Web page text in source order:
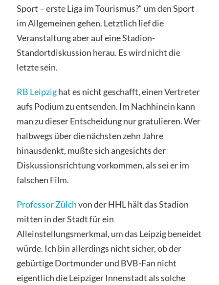
Sport – erste Liga im Tourismus?“ um den Sport
im Allgemeinen gehen. Letztlich lief die
Veranstaltung aber auf eine Stadion-
Standortdiskussion herau. Es wird nicht die
letzte sein.
RB Leipzighat es nicht geschafft, einen Vertreter
aufs Podium zu entsenden. Im Nachhinein kann
man zu dieser Entscheidung nur gratulieren. Wer
halbwegs über die nächsten zehn Jahre
hinausdenkt, mußte sich angesichts der
Diskussionsrichtung vorkommen, als sei er im
falschen Film.
Professor Zülchvon der HHL hält das Stadion
mitten in der Stadt für ein
Alleinstellungsmerkmal, um das Leipzig beneidet
würde. Ich bin allerdings nicht sicher, ob der
gebürtige Dortmunder und BVB-Fan nicht
eigentlich die Leipziger Innenstadt als solche